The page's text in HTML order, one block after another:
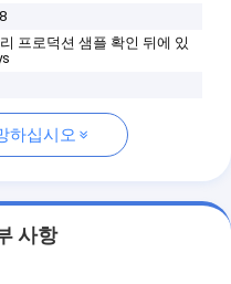
프로덕션 샘플 확인 뒤에 있
하십시오
사항